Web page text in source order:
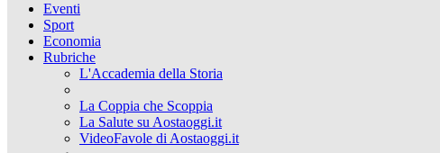
Eventi
Sport
Economia
Rubriche
L'Accademia della Storia
La Coppia che Scoppia
La Salute su Aostaoggi.it
VideoFavole di Aostaoggi.it